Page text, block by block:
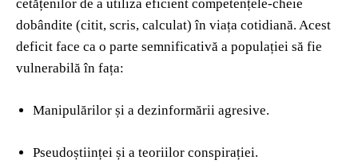
cetățenilor de a utiliza eficient competențele-cheie
dobândite (citit, scris, calculat) în viața cotidiană. Acest
deficit face ca o parte semnificativă a populației să fie
vulnerabilă în fața:
Manipulărilor și a dezinformării agresive.
Pseudoștiinței și a teoriilor conspirației.